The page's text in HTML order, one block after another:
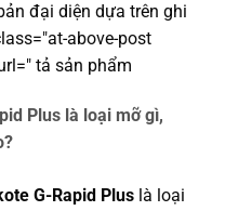
đại diện dựa trên ghi
above-post
tả sản phẩm
Plus là loại mỡ gì,
G-Rapid Plus là loại